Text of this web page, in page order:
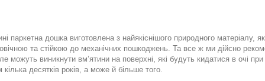
дошка виготовлена з найякіснішого природного матеріалу,
та стійкою до механічних пошкоджень. Та все ж ми дійсно
можуть виникнути вм’ятини на поверхні, які будуть кидатися в очі
десятків років, а може й більше того.